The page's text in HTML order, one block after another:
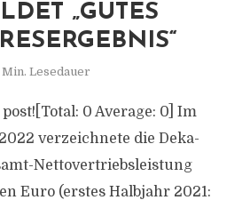
„GUTES
Min. Lesedauer
0 Average: 0] Im
verzeichnete die Deka-
Nettovertriebsleistung
Euro (erstes Halbjahr 2021: